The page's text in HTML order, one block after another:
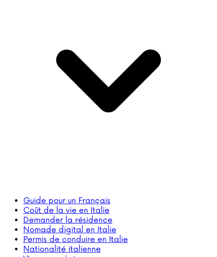
Guide pour un Français
Coût de la vie en Italie
Demander la résidence
Nomade digital en Italie
Permis de conduire en Italie
Nationalité italienne